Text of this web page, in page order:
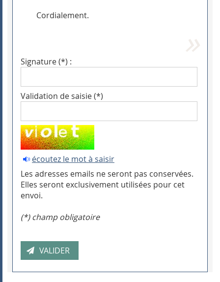
Cordialement.
Signature (*) :
Validation de saisie (*)
écoutez le mot à saisir
Les adresses emails ne seront pas conservées.
Elles seront exclusivement utilisées pour cet
envoi.
(*) champ obligatoire